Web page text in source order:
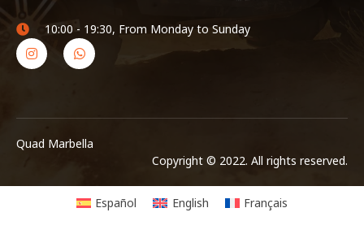
10:00 - 19:30, From Monday to Sunday
Quad Marbella
Copyright © 2022. All rights reserved.
Español English Français